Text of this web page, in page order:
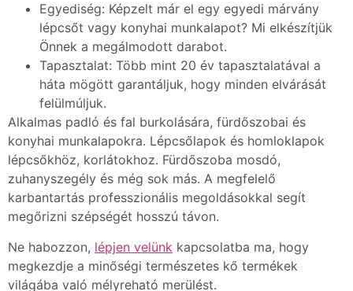
Egyediség: Képzelt már el egy egyedi márvány
lépcsőt vagy konyhai munkalapot? Mi elkészítjük
Önnek a megálmodott darabot.
Tapasztalat: Több mint 20 év tapasztalatával a
háta mögött garantáljuk, hogy minden elvárását
felülmúljuk.
Alkalmas padló és fal burkolására, fürdőszobai és
konyhai munkalapokra. Lépcsőlapok és homloklapok
lépcsőkhöz, korlátokhoz. Fürdőszoba mosdó,
zuhanyszegély és még sok más. A megfelelő
karbantartás professzionális megoldásokkal segít
megőrizni szépségét hosszú távon.
Ne habozzon, lépjen velünk kapcsolatba ma, hogy
megkezdje a minőségi természetes kő termékek
világába való mélyreható merülést.